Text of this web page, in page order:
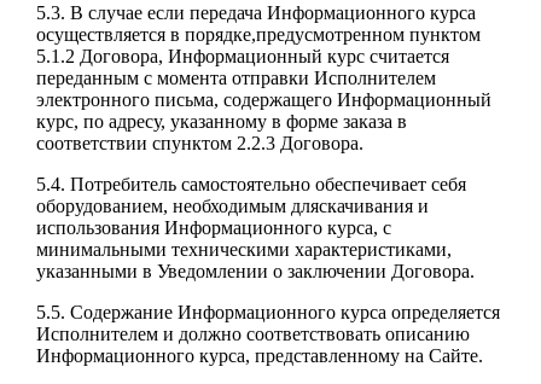
5.3. В случае если передача Информационного курса
осуществляется в порядке,предусмотренном пунктом
5.1.2 Договора, Информационный курс считается
переданным с момента отправки Исполнителем
электронного письма, содержащего Информационный
курс, по адресу, указанному в форме заказа в
соответствии спунктом 2.2.3 Договора.
5.4. Потребитель самостоятельно обеспечивает себя
оборудованием, необходимым дляскачивания и
использования Информационного курса, с
минимальными техническими характеристиками,
указанными в Уведомлении о заключении Договора.
5.5. Содержание Информационного курса определяется
Исполнителем и должно соответствовать описанию
Информационного курса, представленному на Сайте.